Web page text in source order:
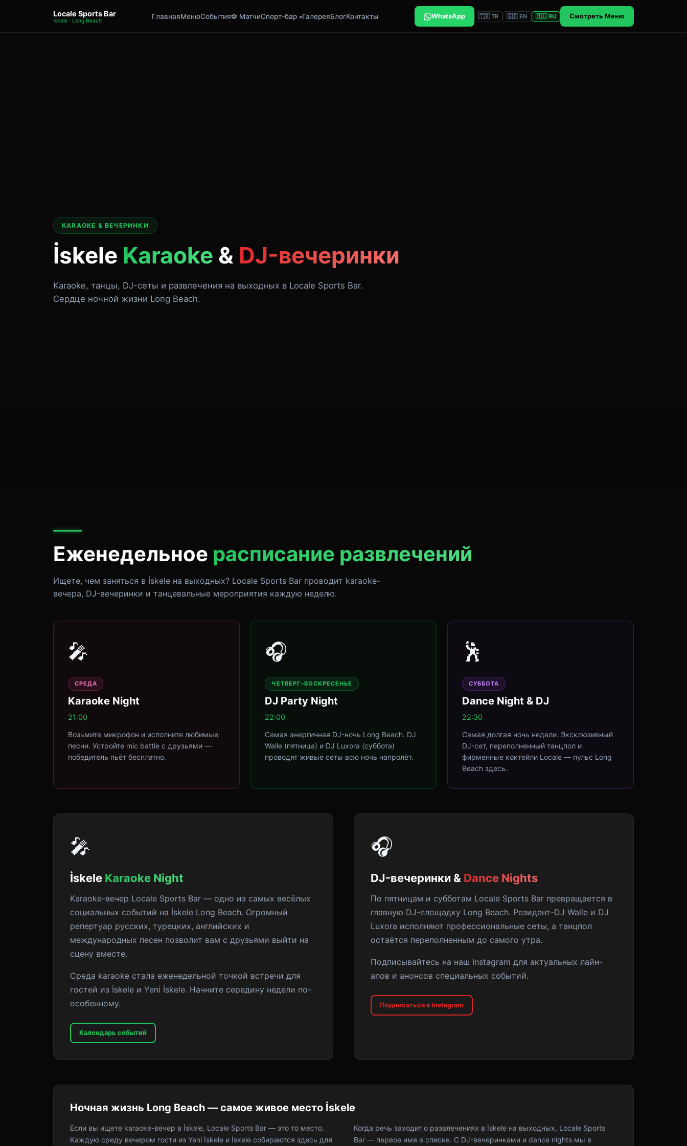
Locale Sports Bar
İskele · Long Beach
ГлавнаяМенюСобытия⚽ МатчиСпорт-бар ГалереяБлогКонтакты WhatsApp 🇹🇷 TR 🇬🇧 EN 🇷🇺 RU Смотреть Меню
KARAOKE & ВЕЧЕРИНКИ
İskele Karaoke & DJ-вечеринки
Karaoke, танцы, DJ-сеты и развлечения на выходных в Locale Sports Bar.
Сердце ночной жизни Long Beach.
Еженедельное расписание развлечений
Ищете, чем заняться в İskele на выходных? Locale Sports Bar проводит karaoke-
вечера, DJ-вечеринки и танцевальные мероприятия каждую неделю.
🎤
СРЕДА
Karaoke Night
21:00
Возьмите микрофон и исполните любимые
песни. Устройте mic battle с друзьями —
победитель пьёт бесплатно.
🎧
ЧЕТВЕРГ–ВОСКРЕСЕНЬЕ
DJ Party Night
22:00
Самая энергичная DJ-ночь Long Beach. DJ
Walle (пятница) и DJ Luxora (суббота)
проводят живые сеты всю ночь напролёт.
🕺
СУББОТА
Dance Night & DJ
22:30
Самая долгая ночь недели. Эксклюзивный
DJ-сет, переполненный танцпол и
фирменные коктейли Locale — пульс Long
Beach здесь.
🎤
İskele Karaoke Night
Karaoke-вечер Locale Sports Bar — одно из самых весёлых
социальных событий на İskele Long Beach. Огромный
репертуар русских, турецких, английских и
международных песен позволит вам с друзьями выйти на
сцену вместе.
Среда karaoke стала еженедельной точкой встречи для
гостей из İskele и Yeni İskele. Начните середину недели по-
особенному.
Календарь событий
🎧
DJ-вечеринки & Dance Nights
По пятницам и субботам Locale Sports Bar превращается в
главную DJ-площадку Long Beach. Резидент-DJ Walle и DJ
Luxora исполняют профессиональные сеты, а танцпол
остаётся переполненным до самого утра.
Подписывайтесь на наш Instagram для актуальных лайн-
апов и анонсов специальных событий.
Подписаться в Instagram
Ночная жизнь Long Beach — самое живое место İskele
Если вы ищете karaoke-вечер в İskele, Locale Sports Bar — это то место.
Каждую среду вечером гости из Yeni İskele и İskele собираются здесь для
Когда речь заходит о развлечениях в İskele на выходных, Locale Sports
Bar — первое имя в списке. С DJ-вечеринками и dance nights мы в